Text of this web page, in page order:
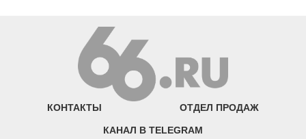
КОНТАКТЫ ОТДЕЛ ПРОДАЖ
КАНАЛ В TELEGRAM